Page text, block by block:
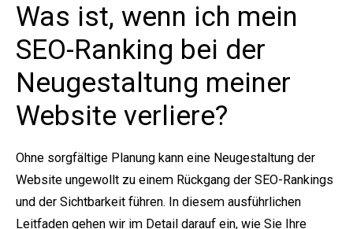
Was ist, wenn ich mein
SEO-Ranking bei der
Neugestaltung meiner
Website verliere?
Ohne sorgfältige Planung kann eine Neugestaltung der
Website ungewollt zu einem Rückgang der SEO-Rankings
und der Sichtbarkeit führen. In diesem ausführlichen
Leitfaden gehen wir im Detail darauf ein, wie Sie Ihre